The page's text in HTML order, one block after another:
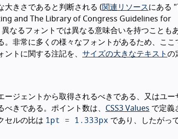
大きさであると判断される (関連リソースにある
and The Library of Congress Guidelines for
なるフォントでは異なる意味合いを持つことも
非常に多くの様々なフォントがあるため、ここ
トに関する注記を、 サイズの大きなテキスト の
ジェントから取得されるべきである、又はユー
きである。ポイント数は、 CSS3 Values で定義
セルの比は 1pt = 1.333px であり、したがっ